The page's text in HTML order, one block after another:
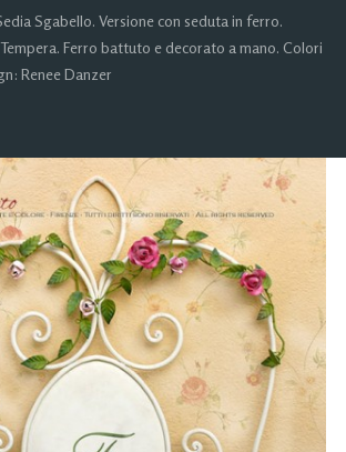
Sgabello. Versione con seduta in ferro.
Ferro battuto e decorato a mano. Colori
Renee Danzer